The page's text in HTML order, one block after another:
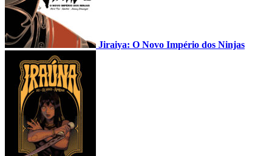
Jiraiya: O Novo Império dos Ninjas